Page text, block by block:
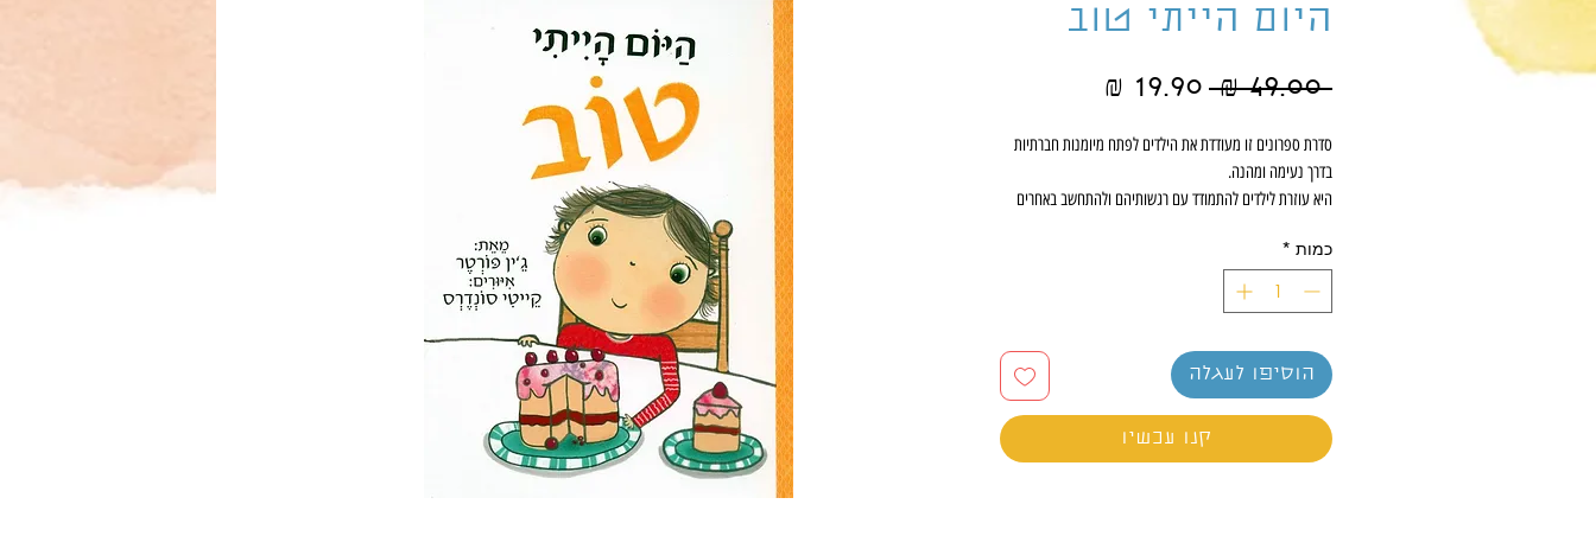
היום הייתי טוב
‏49.00 ‏₪
מחיר
סדרת ספרונים זו מעודדת את הילדים לפתח מיומנות חברתיות
בדרך נעימה ומהנה.
היא עוזרת לילדים להתמודד עם רגשותיהם ולהתחשב באחרים
עוד בסדרת היום הייתי: היום הייתי נדיב, היום הייתי מסודר,
הייתי טוב, היום הייתי אמיץ.
כמות *
הוסיפו לעגלה
קנו עכשיו